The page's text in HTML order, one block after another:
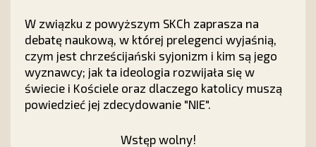
W związku z powyższym SKCh zaprasza na
debatę naukową, w której prelegenci wyjaśnią,
czym jest chrześcijański syjonizm i kim są jego
wyznawcy; jak ta ideologia rozwijała się w
świecie i Kościele oraz dlaczego katolicy muszą
powiedzieć jej zdecydowanie "NIE".
Wstęp wolny!